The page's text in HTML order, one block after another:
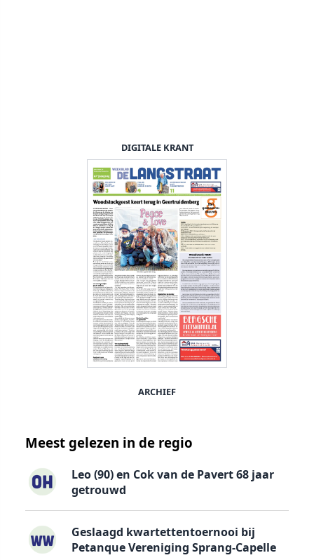
DIGITALE KRANT
ARCHIEF
Meest gelezen in de regio
Leo (90) en Cok van de Pavert 68 jaar
getrouwd
Geslaagd kwartettentoernooi bij
Petanque Vereniging Sprang-Capelle